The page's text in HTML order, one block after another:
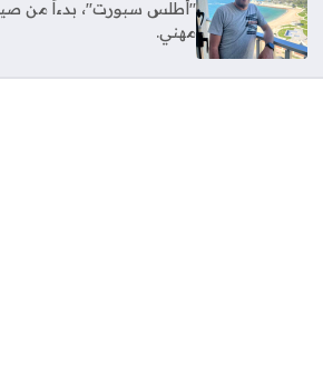
"أطلس سبورت"، بدءاً من صيد
مهني.